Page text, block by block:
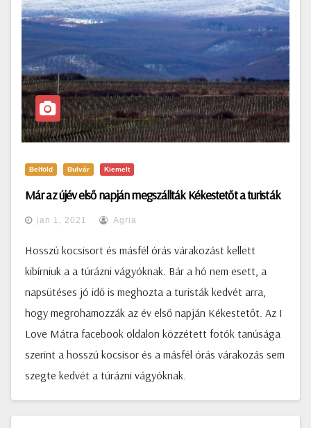
Belföld Bulvár Kiemelt
Már az újév első napján megszállták Kékestetőt a turisták
jan 1, 2021 Agria
Hosszú kocsisort és másfél órás várakozást kellett
kibírniuk a a túrázni vágyóknak. Bár a hó nem esett, a
napsütéses jó idő is meghozta a turisták kedvét arra,
hogy megrohamozzák az év első napján Kékestetőt. Az I
Love Mátra facebook oldalon közzétett fotók tanúsága
szerint a hosszú kocsisor és a másfél órás várakozás sem
szegte kedvét a túrázni vágyóknak.